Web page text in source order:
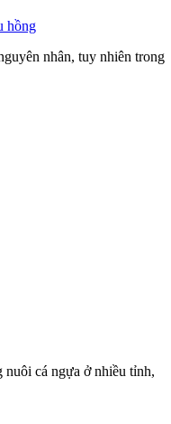
hồng
nhân, tuy nhiên trong
nuôi cá ngựa ở nhiều tỉnh,